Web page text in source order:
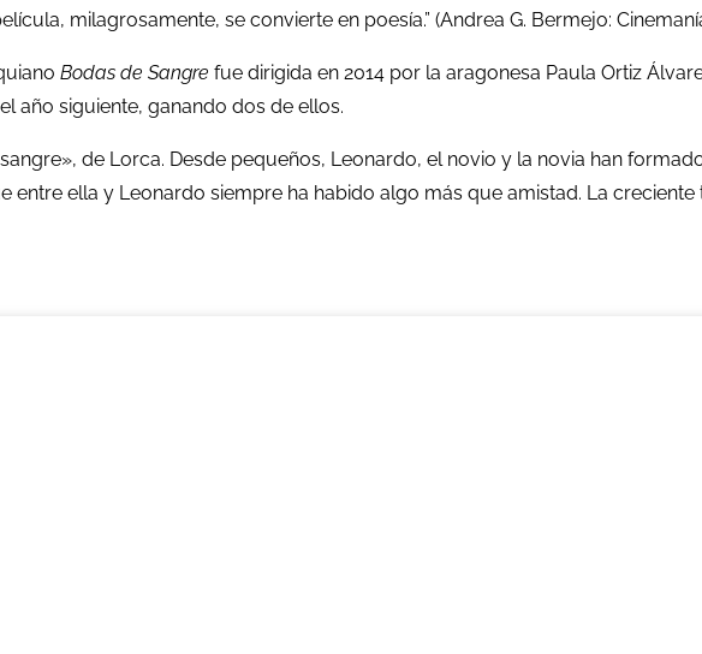
milagrosamente, se convierte en poesía.” (Andrea G. Bermejo:
Bodas de Sangre fue dirigida en 2014 por la aragonesa Paula Ortiz
año siguiente, ganando dos de ellos.
de Lorca. Desde pequeños, Leonardo, el novio y la novia han
entre ella y Leonardo siempre ha habido algo más que amistad. La